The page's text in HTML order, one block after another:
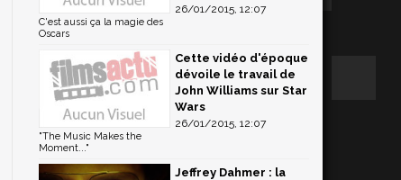
26/01/2015, 12:07
C'est aussi ça la magie des
Oscars
Cette vidéo d'époque
dévoile le travail de
John Williams sur Star
Wars
26/01/2015, 12:07
"The Music Makes the
Moment..."
Jeffrey Dahmer : la